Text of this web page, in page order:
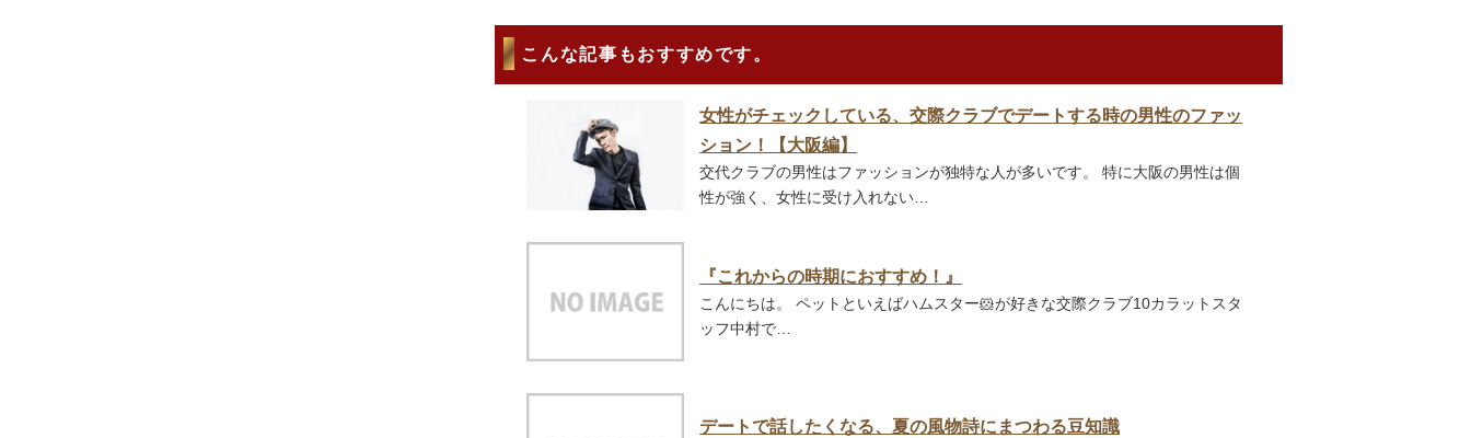
こんな記事もおすすめです。
女性がチェックしている、交際クラブでデートする時の男性のファッ
ション！【大阪編】
交代クラブの男性はファッションが独特な人が多いです。 特に大阪の男性は個
性が強く、女性に受け入れない…
『これからの時期におすすめ！』
こんにちは。 ペットといえばハムスター🐹が好きな交際クラブ10カラットスタ
ッフ中村で…
デートで話したくなる、夏の風物詩にまつわる豆知識